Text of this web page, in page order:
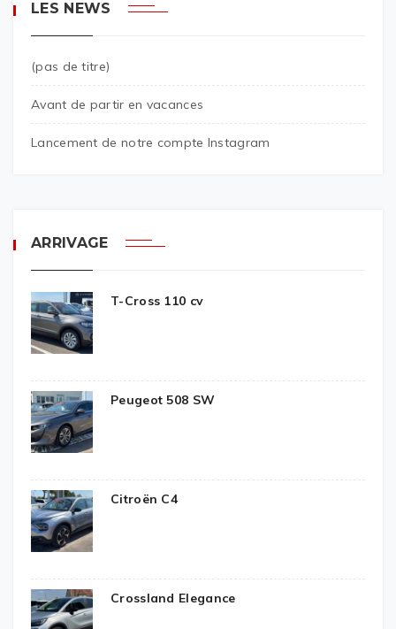
LES NEWS
(pas de titre)
Avant de partir en vacances
Lancement de notre compte Instagram
ARRIVAGE
T-Cross 110 cv
Peugeot 508 SW
Citroën C4
Crossland Elegance